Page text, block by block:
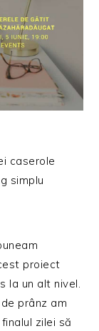
caserole
simplu
proiect
la un alt nivel.
prânz am
zilei să